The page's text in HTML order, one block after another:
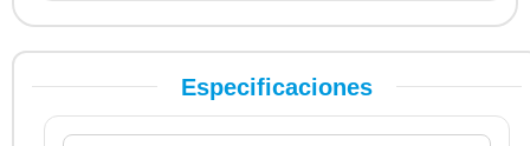
Especificaciones